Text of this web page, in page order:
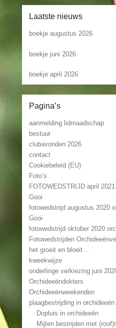
Laatste nieuws
boekje augustus 2026
boekje juni 2026
boekje april 2026
Pagina’s
aanmelding lidmaadschap
bestuur
clubavonden 2026
contact
Cookiebeleid (EU)
Foto’s
FOTOWEDSTRIJD april
Gooi
fotowedstrijd augustus 2020
Gooi
fotowedstrijd oktober 2020
Fotowedstrijden
het groeit en bloeit…
kweekwijze
onderlinge verkiezing juni
Orchideeëndokters
Orchideeënweekenden
plaagbestrijding in orchideeën
Dopluis in orchideeën
Mijten bestrijden met